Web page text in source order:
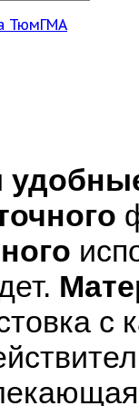
ТюмГМА